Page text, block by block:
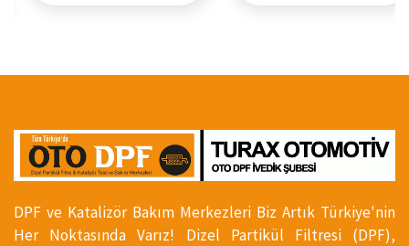
DPF ve Katalizör Bakım Merkezleri Biz Artık Türkiye'nin
Her Noktasında Varız! Dizel Partikül Filtresi (DPF),